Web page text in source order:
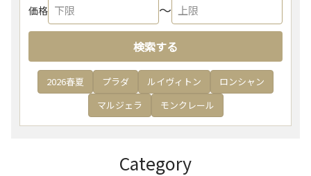
価格 〜
検索する
2026春夏 プラダ ルイヴィトン
ロンシャン
マルジェラ
モンクレール
Category